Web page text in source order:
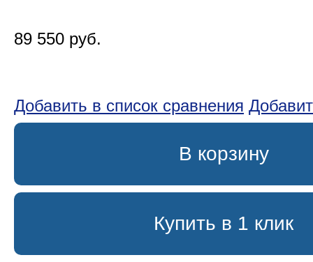
89 550 руб.
Добавить в список сравнения
В корзину
Купить в 1 клик